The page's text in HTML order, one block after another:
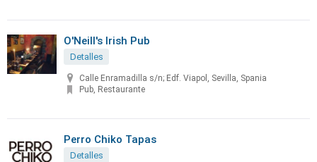
O'Neill's Irish Pub
Detalles
Calle Enramadilla s/n; Edf. Viapol, Sevilla, Spania
Pub, Restaurante
Perro Chiko Tapas
Detalles